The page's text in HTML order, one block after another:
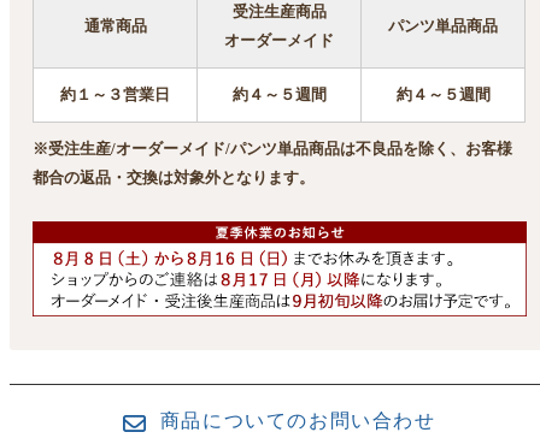
通常商品
受注生産商品
オーダーメイド
パンツ単品商品
約１～３営業日 約４～５週間 約４～５週間
※受注生産/オーダーメイド/パンツ単品商品は不良品を除く、お客様
都合の返品・交換は対象外となります。
商品についてのお問い合わせ